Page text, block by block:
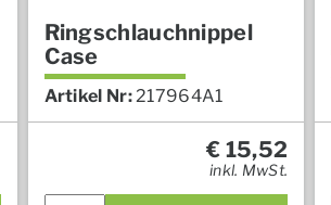
Ringschlauchnippel
Case
Artikel Nr: 217964A1
€ 15,52
inkl. MwSt.